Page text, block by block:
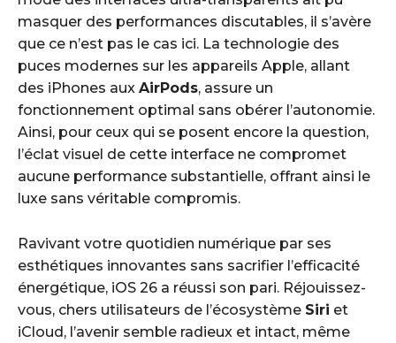
masquer des performances discutables, il s’avère
que ce n’est pas le cas ici. La technologie des
puces modernes sur les appareils Apple, allant
des iPhones aux AirPods, assure un
fonctionnement optimal sans obérer l’autonomie.
Ainsi, pour ceux qui se posent encore la question,
l’éclat visuel de cette interface ne compromet
aucune performance substantielle, offrant ainsi le
luxe sans véritable compromis.
Ravivant votre quotidien numérique par ses
esthétiques innovantes sans sacrifier l’efficacité
énergétique, iOS 26 a réussi son pari. Réjouissez-
vous, chers utilisateurs de l’écosystème Siri et
iCloud, l’avenir semble radieux et intact, même